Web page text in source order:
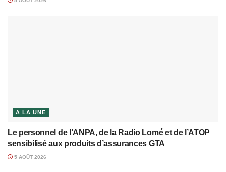
A LA UNE
Le personnel de l’ANPA, de la Radio Lomé et de l’ATOP
sensibilisé aux produits d’assurances GTA
5 AOÛT 2026